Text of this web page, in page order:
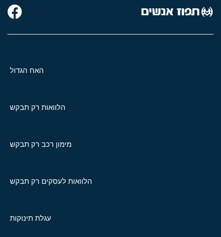
האח הגדול
הלוואות רק תבקש
מימון רכב רק תבקש
הלוואות לעסקים רק תבקש
עגלת תינוקות